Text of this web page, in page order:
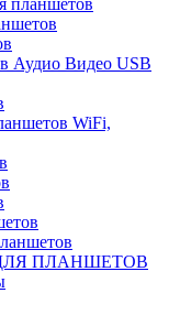
планшетов
Аудио Видео USB
WiFi,
ДЛЯ ПЛАНШЕТОВ